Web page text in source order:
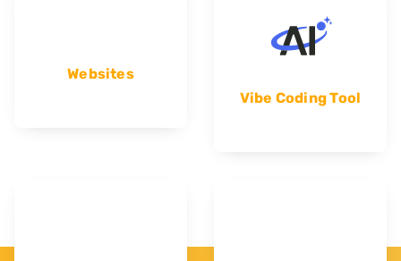
Websites
Vibe Coding Tool